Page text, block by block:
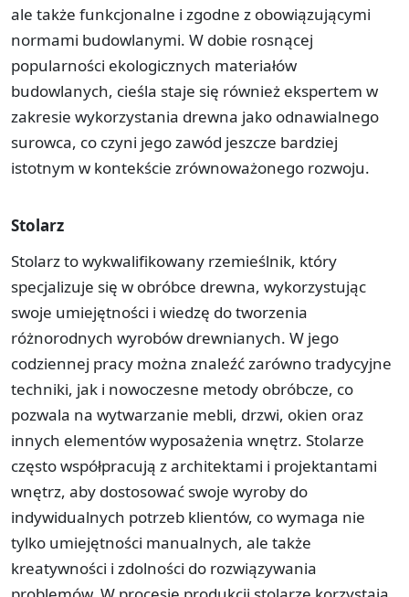
ale także funkcjonalne i zgodne z obowiązującymi
normami budowlanymi. W dobie rosnącej
popularności ekologicznych materiałów
budowlanych, cieśla staje się również ekspertem w
zakresie wykorzystania drewna jako odnawialnego
surowca, co czyni jego zawód jeszcze bardziej
istotnym w kontekście zrównoważonego rozwoju.
Stolarz
Stolarz to wykwalifikowany rzemieślnik, który
specjalizuje się w obróbce drewna, wykorzystując
swoje umiejętności i wiedzę do tworzenia
różnorodnych wyrobów drewnianych. W jego
codziennej pracy można znaleźć zarówno tradycyjne
techniki, jak i nowoczesne metody obróbcze, co
pozwala na wytwarzanie mebli, drzwi, okien oraz
innych elementów wyposażenia wnętrz. Stolarze
często współpracują z architektami i projektantami
wnętrz, aby dostosować swoje wyroby do
indywidualnych potrzeb klientów, co wymaga nie
tylko umiejętności manualnych, ale także
kreatywności i zdolności do rozwiązywania